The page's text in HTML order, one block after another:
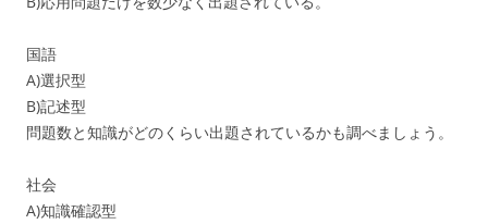
国語
A)選択型
B)記述型
問題数と知識がどのくらい出題されているかも調べましょう。
社会
A)知識確認型